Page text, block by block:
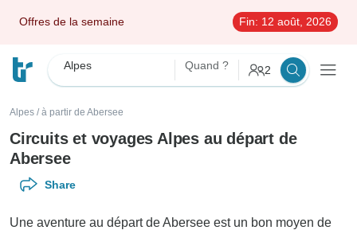
Offres de la semaine Fin: 12 août, 2026
Alpes Quand ? 2
Alpes / à partir de Abersee
Circuits et voyages Alpes au départ de
Abersee
Share
Une aventure au départ de Abersee est un bon moyen de